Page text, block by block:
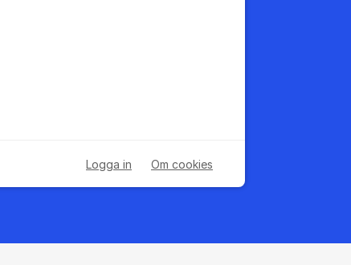
Logga in Om cookies